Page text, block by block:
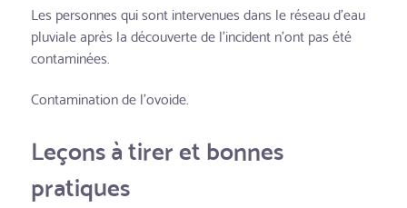
Les personnes qui sont intervenues dans le réseau d'eau
pluviale après la découverte de l'incident n'ont pas été
contaminées.
Contamination de l'ovoïde.
Leçons à tirer et bonnes
pratiques